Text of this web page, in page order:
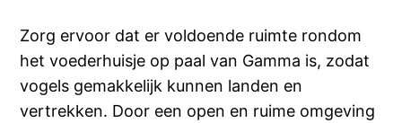
Zorg ervoor dat er voldoende ruimte rondom
het voederhuisje op paal van Gamma is, zodat
vogels gemakkelijk kunnen landen en
vertrekken. Door een open en ruime omgeving